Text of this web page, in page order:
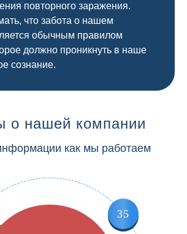
повторного заражения.
что забота о нашем
обычным правилом
должно проникнуть в наше
сознание.
о нашей компании
как мы работаем
35